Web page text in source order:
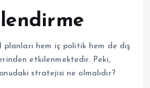
planları hem iç politik hem de dış
etkilenmektedir. Peki,
stratejisi ne olmalıdır?